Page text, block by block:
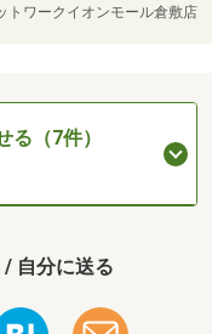
ワークイオンモール倉敷店
る（7件）
自分に送る